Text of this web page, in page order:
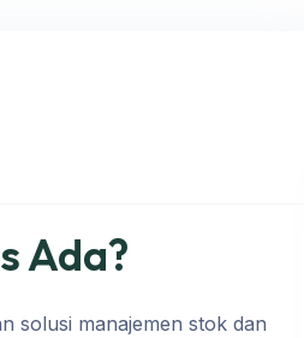
Ada?
solusi manajemen stok dan